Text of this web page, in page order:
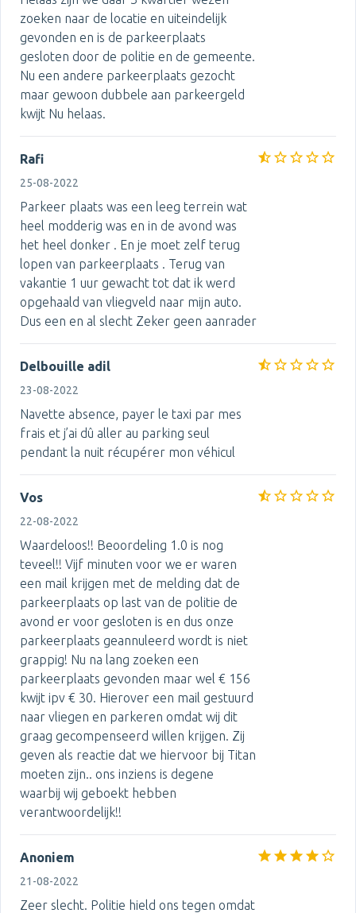
zoeken naar de locatie en uiteindelijk
gevonden en is de parkeerplaats
gesloten door de politie en de gemeente.
Nu een andere parkeerplaats gezocht
maar gewoon dubbele aan parkeergeld
kwijt Nu helaas.
Rafi
25-08-2022
Parkeer plaats was een leeg terrein wat
heel modderig was en in de avond was
het heel donker . En je moet zelf terug
lopen van parkeerplaats . Terug van
vakantie 1 uur gewacht tot dat ik werd
opgehaald van vliegveld naar mijn auto.
Dus een en al slecht Zeker geen aanrader
Delbouille adil
23-08-2022
Navette absence, payer le taxi par mes
frais et j’ai dû aller au parking seul
pendant la nuit récupérer mon véhicul
Vos
22-08-2022
Waardeloos!! Beoordeling 1.0 is nog
teveel!! Vijf minuten voor we er waren
een mail krijgen met de melding dat de
parkeerplaats op last van de politie de
avond er voor gesloten is en dus onze
parkeerplaats geannuleerd wordt is niet
grappig! Nu na lang zoeken een
parkeerplaats gevonden maar wel € 156
kwijt ipv € 30. Hierover een mail gestuurd
naar vliegen en parkeren omdat wij dit
graag gecompenseerd willen krijgen. Zij
geven als reactie dat we hiervoor bij Titan
moeten zijn.. ons inziens is degene
waarbij wij geboekt hebben
verantwoordelijk!!
Anoniem
21-08-2022
Zeer slecht. Politie hield ons tegen omdat